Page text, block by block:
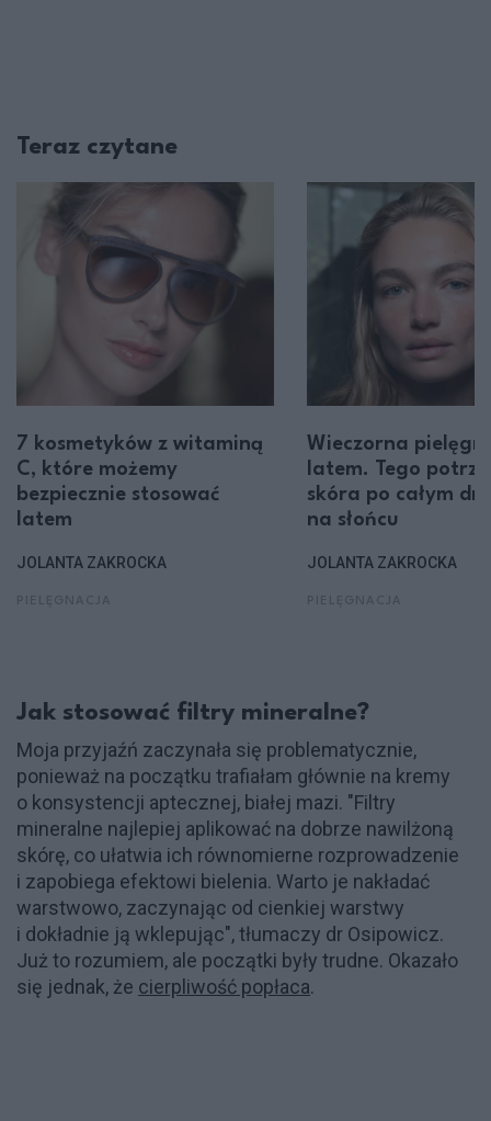
Teraz czytane
7 kosmetyków z witaminą
C, które możemy
bezpiecznie stosować
latem
JOLANTA ZAKROCKA
Wieczorna
latem. Tego
skóra po całym
na słońcu
JOLANTA ZAKROCKA
Jak stosować filtry mineralne?
Moja przyjaźń zaczynała się problematycznie,
ponieważ na początku trafiałam głównie na kremy
o konsystencji aptecznej, białej mazi. "Filtry
mineralne najlepiej aplikować na dobrze nawilżoną
skórę, co ułatwia ich równomierne rozprowadzenie
i zapobiega efektowi bielenia. Warto je nakładać
warstwowo, zaczynając od cienkiej warstwy
i dokładnie ją wklepując", tłumaczy dr Osipowicz.
Już to rozumiem, ale początki były trudne. Okazało
się jednak, że cierpliwość popłaca.